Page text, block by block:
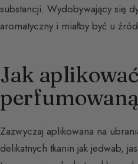
substancji. Wydobywający się
aromatyczny i miałby być u
Jak
Zazwyczaj aplikowana na
delikatnych tkanin jak jedwab,